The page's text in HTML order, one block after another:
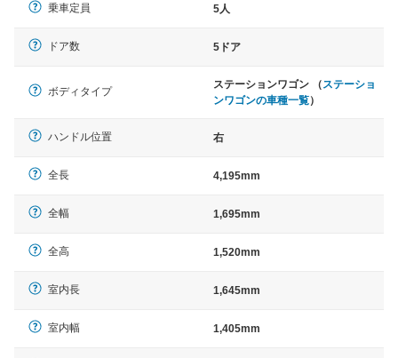
乗車定員 5人
ドア数 5ドア
ボディタイプ
ステーションワゴン （ ステーショ
ンワゴンの車種一覧）
ハンドル位置 右
全長 4,195mm
全幅 1,695mm
全高 1,520mm
室内長 1,645mm
室内幅 1,405mm